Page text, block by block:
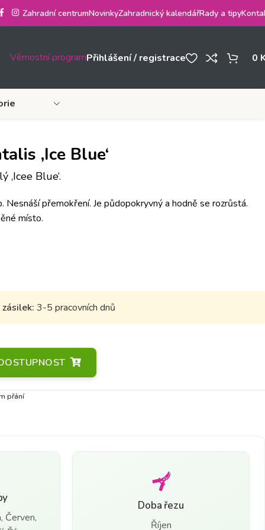
Zahradní centrumNovinkyZahradnický kalendářRady a tipy
Věrnostní programPřihlášení / registrace 0
‚Ice Blue‘
‚Icee Blue‘.
Nesnáší přemokření. Je půdopokryvný a hodně se rozrůstá.
místo.
3-5 pracovních dnů
přání
Červen,
Doba řezu
Říjen